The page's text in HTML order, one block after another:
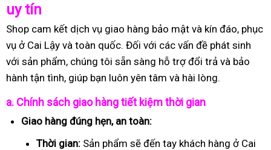
uy tín
Shop cam kết dịch vụ giao hàng bảo mật và kín đáo, phục
vụ ở Cai Lậy và toàn quốc. Đối với các vấn đề phát sinh
với sản phẩm, chúng tôi sẵn sàng hỗ trợ đổi trả và bảo
hành tận tình, giúp bạn luôn yên tâm và hài lòng.
a. Chính sách giao hàng tiết kiệm thời gian
Giao hàng đúng hẹn, an toàn:
Thời gian: Sản phẩm sẽ đến tay khách hàng ở Cai